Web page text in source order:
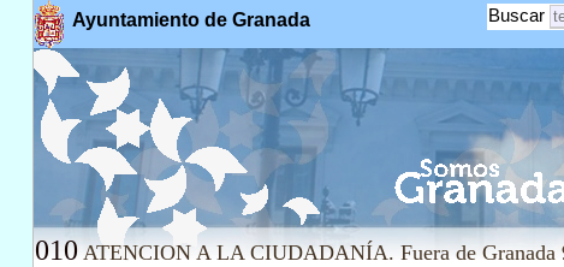
Ayuntamiento de Granada Buscar
010 ATENCION A LA CIUDADANÍA. Fuera de Granada